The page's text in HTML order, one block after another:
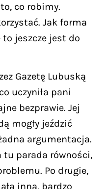
co robimy.
Jak forma
jeszcze jest do
Gazetę Lubuską
uczyniła pani
bezprawie. Jej
mogły jeździć
argumentacja.
tu parada równości,
Po drugie,
inną, bardzo